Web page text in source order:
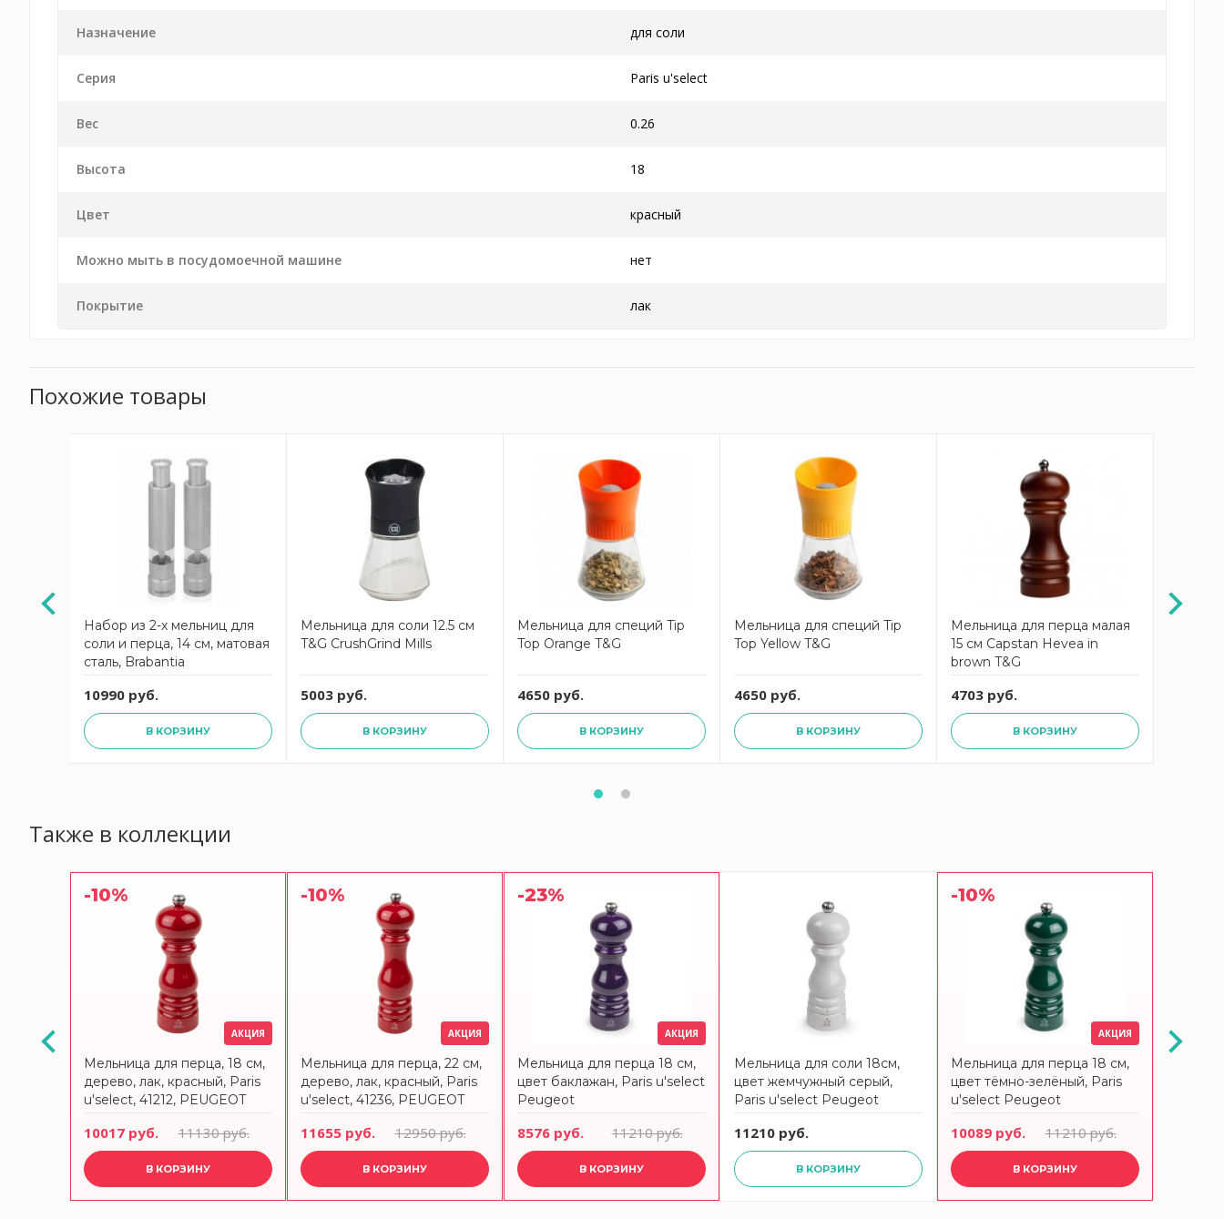
Назначение для соли
Серия Paris u'select
Вес 0.26
Высота 18
Цвет красный
Можно мыть в посудомоечной машине нет
Покрытие лак
Похожие товары
Набор из 2-х мельниц для
соли и перца, 14 см, матовая
сталь, Brabantia
10990 руб.
В КОРЗИНУ
Мельница для соли 12.5 см
T&G CrushGrind Mills
5003 руб.
В КОРЗИНУ
Мельница для специй Tip
Top Orange T&G
4650 руб.
В КОРЗИНУ
Мельница для специй Tip
Top Yellow T&G
4650 руб.
В КОРЗИНУ
Мельница для перца малая
15 см Capstan Hevea in
brown T&G
4703 руб.
В КОРЗИНУ
Также в коллекции
АКЦИЯ
-10%
АКЦИЯ
Мельница для перца, 18 см,
дерево, лак, красный, Paris
u'select, 41212, PEUGEOT
10017 руб. 11130 руб.
В КОРЗИНУ
-10%
АКЦИЯ
Мельница для перца, 22 см,
дерево, лак, красный, Paris
u'select, 41236, PEUGEOT
11655 руб. 12950 руб.
В КОРЗИНУ
-23%
АКЦИЯ
Мельница для перца 18 см,
цвет баклажан, Paris u'select
Peugeot
8576 руб. 11210 руб.
В КОРЗИНУ
Мельница для соли 18см,
цвет жемчужный серый,
Paris u'select Peugeot
11210 руб.
В КОРЗИНУ
-10%
АКЦИЯ
Мельница для перца 18 см,
цвет тёмно-зелёный, Paris
u'select Peugeot
10089 руб. 11210 руб.
В КОРЗИНУ